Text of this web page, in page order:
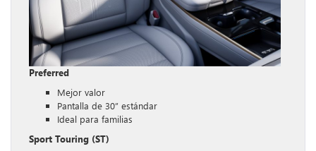
Preferred
Mejor valor
Pantalla de 30” estándar
Ideal para familias
Sport Touring (ST)